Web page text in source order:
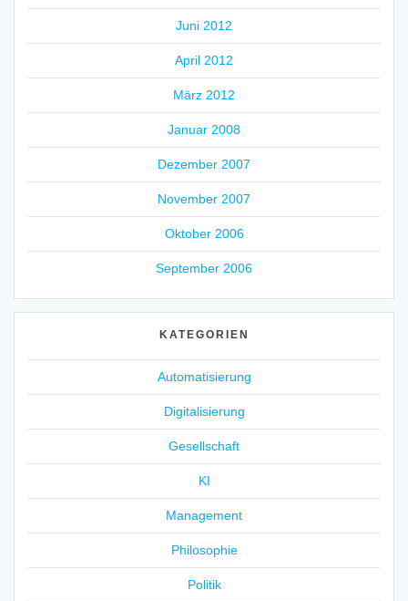
Juni 2012
April 2012
März 2012
Januar 2008
Dezember 2007
November 2007
Oktober 2006
September 2006
KATEGORIEN
Automatisierung
Digitalisierung
Gesellschaft
KI
Management
Philosophie
Politik